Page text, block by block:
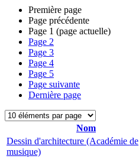
Première page
Page précédente
Page 1 (page actuelle)
Page 2
Page 3
Page 4
Page 5
Page suivante
Dernière page
Nom
Dessin d'architecture (Académie de
musique)